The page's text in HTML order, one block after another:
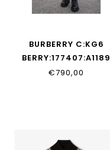
BURBERRY C:KG6
BERRY:177407:A1189
€790,00